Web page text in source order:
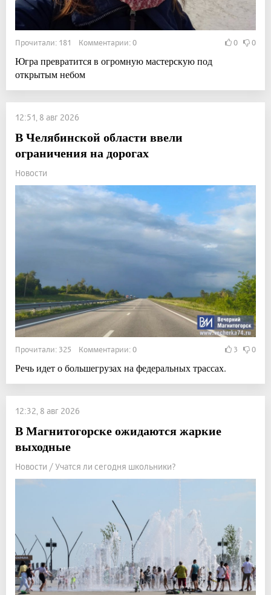
Прочитали: 181 Комментарии: 0 0 0
Югра превратится в огромную мастерскую под
открытым небом
12:51, 8 авг 2026
В Челябинской области ввели
ограничения на дорогах
Новости
Прочитали: 325 Комментарии: 0 3 0
Речь идет о большегрузах на федеральных трассах.
12:32, 8 авг 2026
В Магнитогорске ожидаются жаркие
выходные
Новости / Учатся ли сегодня школьники?